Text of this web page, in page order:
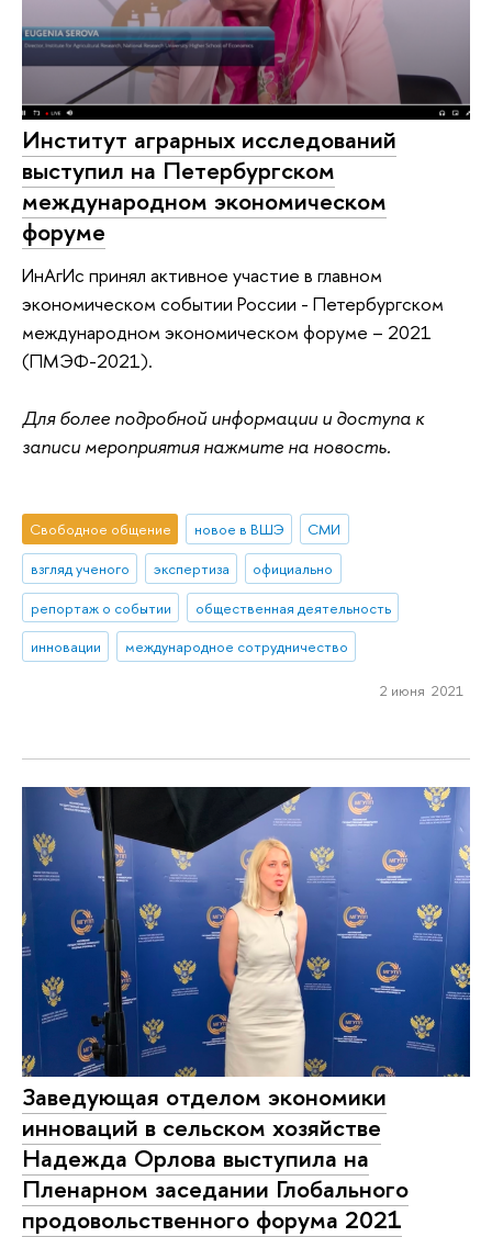
Институт аграрных исследований
выступил на Петербургском
международном экономическом
форуме
ИнАгИс принял активное участие в главном
экономическом событии России - Петербургском
международном экономическом форуме – 2021
(ПМЭФ-2021).
Для более подробной информации и доступа к
записи мероприятия нажмите на новость.
Свободное общение новое в ВШЭ
СМИ
взгляд ученого
экспертиза
официально
репортаж о событии
общественная деятельность
инновации
международное сотрудничество
2 июня 2021
Заведующая отделом экономики
инноваций в сельском хозяйстве
Надежда Орлова выступила на
Пленарном заседании Глобального
продовольственного форума 2021